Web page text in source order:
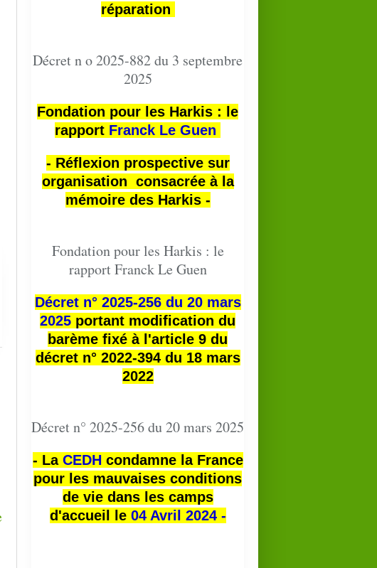
réparation
Décret n o 2025-882 du 3 septembre
2025
Fondation pour les Harkis : le
rapport Franck Le Guen
- Réflexion prospective sur
organisation consacrée à la
mémoire des Harkis -
Fondation pour les Harkis : le
rapport Franck Le Guen
Décret n° 2025-256 du 20 mars
2025 portant modification du
barème fixé à l'article 9 du
décret n° 2022-394 du 18 mars
2022
Décret n° 2025-256 du 20 mars 2025
- La CEDHcondamne la France
pour les mauvaises conditions
de vie dans les camps
d'accueil le 04 Avril 2024 -